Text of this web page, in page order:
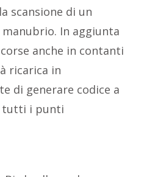
scansione di un
In aggiunta
anche in contanti
ricarica in
di generare codice a
tutti i punti